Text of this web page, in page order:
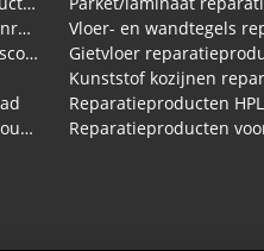
Reparatieproducten voor natuursteen aanrechtblad
Reparatie van Dekton, Silestone en kwartscomposiet aanrechtbladen
Reparatieproducten voor beschadiging douchebak
Vloer- en wandtegels
Gietvloer
Kunststof kozijnen
Reparatieproducten